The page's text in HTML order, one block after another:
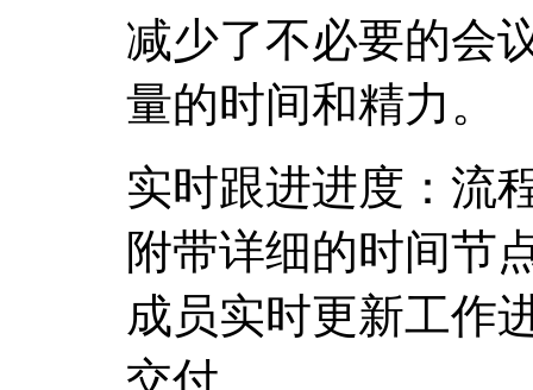
减少了不必要的会
量的时间和精力。
实时跟进进度：流
附带详细的时间节
成员实时更新工作